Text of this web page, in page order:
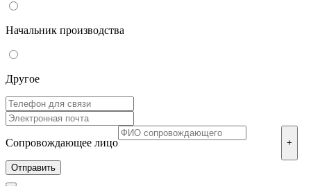
Начальник производства
Другое
Сопровождающее лицо +